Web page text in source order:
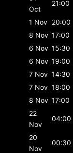
Oct
21:00
1 Nov 20:00
8 Nov 17:00
6 Nov 15:30
6 Nov 19:00
7 Nov 14:30
7 Nov 18:00
8 Nov 17:00
22
Nov
04:00
20
Nov
00:30